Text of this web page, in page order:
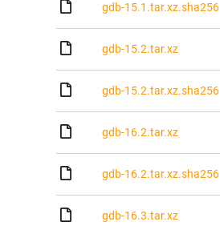
gdb-15.1.tar.xz.sha256
gdb-15.2.tar.xz
gdb-15.2.tar.xz.sha256
gdb-16.2.tar.xz
gdb-16.2.tar.xz.sha256
gdb-16.3.tar.xz